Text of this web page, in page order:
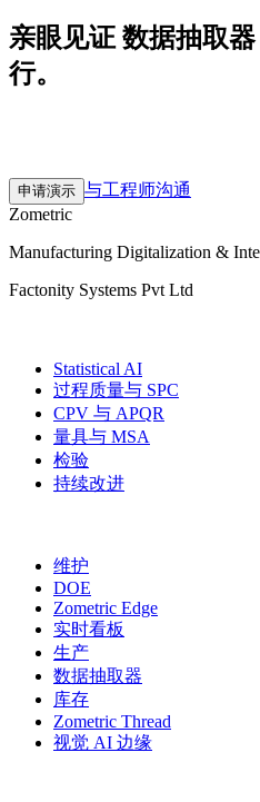
亲眼见证 数据抽取
行。
申请演示 与工程师沟通
Zometric
Manufacturing Digitalization &
Factonity Systems Pvt Ltd
Statistical AI
过程质量与 SPC
CPV 与 APQR
量具与 MSA
检验
持续改进
维护
DOE
Zometric Edge
实时看板
生产
数据抽取器
库存
Zometric Thread
视觉 AI 边缘